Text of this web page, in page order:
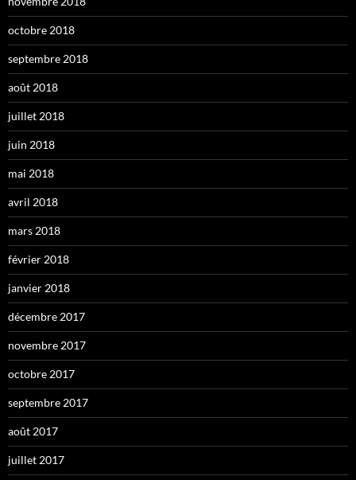
octobre 2018
septembre 2018
août 2018
juillet 2018
juin 2018
mai 2018
avril 2018
mars 2018
février 2018
janvier 2018
décembre 2017
novembre 2017
octobre 2017
septembre 2017
août 2017
juillet 2017